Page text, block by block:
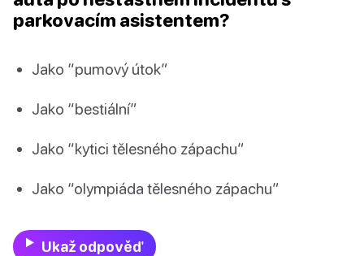
parkovacím asistentem?
Jako “pumový útok”
Jako “bestiální”
Jako “kytici tělesného zápachu”
Jako “olympiáda tělesného zápachu”
Ukaž odpověď